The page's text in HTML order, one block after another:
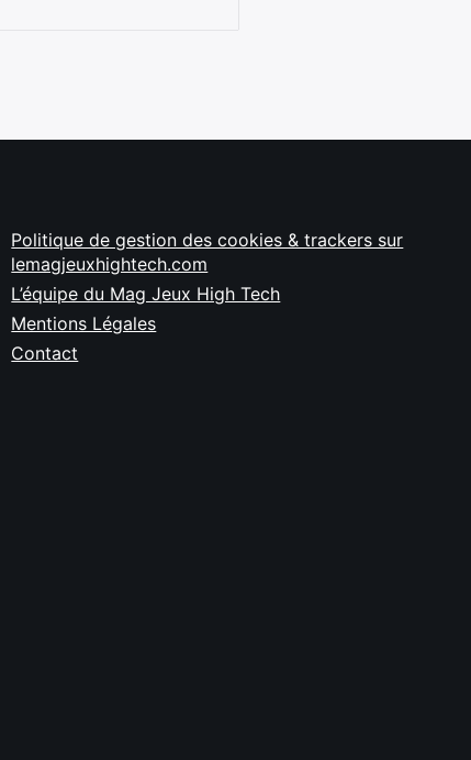
Politique de gestion des cookies & trackers sur
lemagjeuxhightech.com
L’équipe du Mag Jeux High Tech
Mentions Légales
Contact